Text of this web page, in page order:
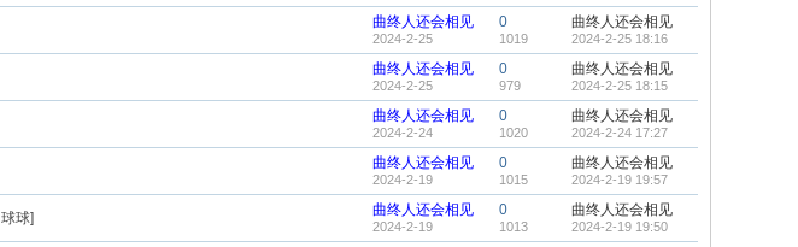
曲终人还会相见
2024-2-25
0
1019
曲终人还会相见
2024-2-25 18:16
曲终人还会相见
2024-2-25
0
979
曲终人还会相见
2024-2-25 18:15
曲终人还会相见
2024-2-24
0
1020
曲终人还会相见
2024-2-24 17:27
曲终人还会相见
2024-2-19
0
1015
曲终人还会相见
2024-2-19 19:57
球球] 曲终人还会相见
2024-2-19
0
1013
曲终人还会相见
2024-2-19 19:50